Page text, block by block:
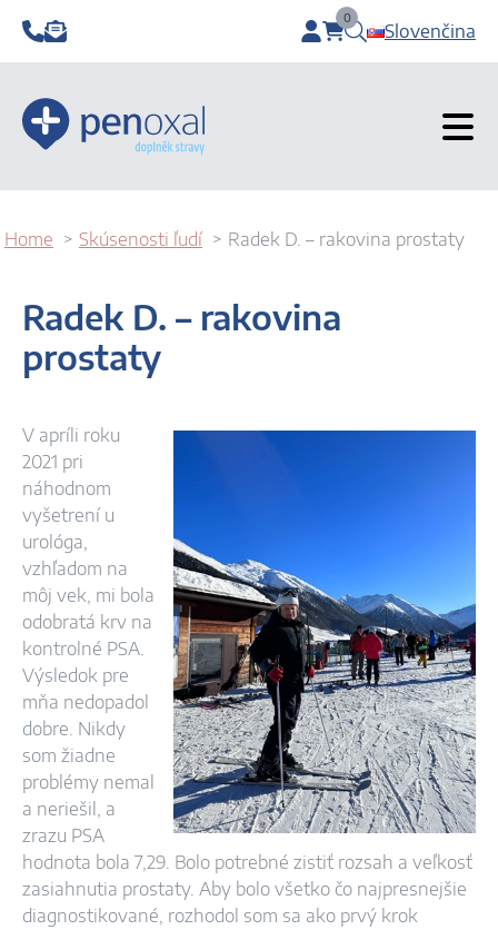
0
items in cart, view
Slovenčina
Home Skúsenosti ľudí Radek D. – rakovina prostaty
Radek D. – rakovina
prostaty
V apríli roku
2021 pri
náhodnom
vyšetrení u
urológa,
vzhľadom na
môj vek, mi bola
odobratá krv na
kontrolné PSA.
Výsledok pre
mňa nedopadol
dobre. Nikdy
som žiadne
problémy nemal
a neriešil, a
zrazu PSA
hodnota bola 7,29. Bolo potrebné zistiť rozsah a veľkosť
zasiahnutia prostaty. Aby bolo všetko čo najpresnejšie
diagnostikované, rozhodol som sa ako prvý krok